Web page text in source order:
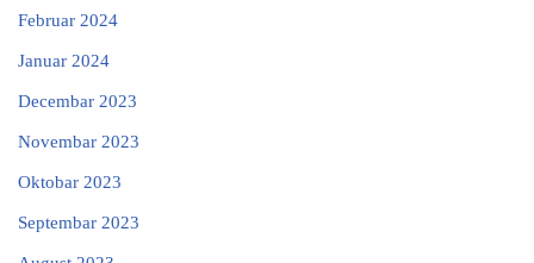
Februar 2024
Januar 2024
Decembar 2023
Novembar 2023
Oktobar 2023
Septembar 2023